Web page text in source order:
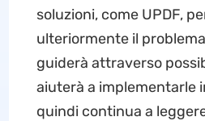
soluzioni, come UPDF,
ulteriormente il
guiderà attraverso
aiuterà a implementarle
quindi continua a